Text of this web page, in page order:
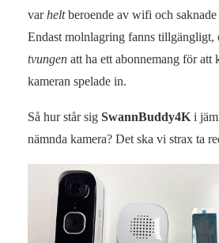
varheltberoende av wifi och
Endast molnlagring fanns tillgängligt,
tvungen att ha ett abonnemang för att
kameran spelade in.
Så hur står sig SwannBuddy4K i
nämnda kamera? Det ska vi strax ta